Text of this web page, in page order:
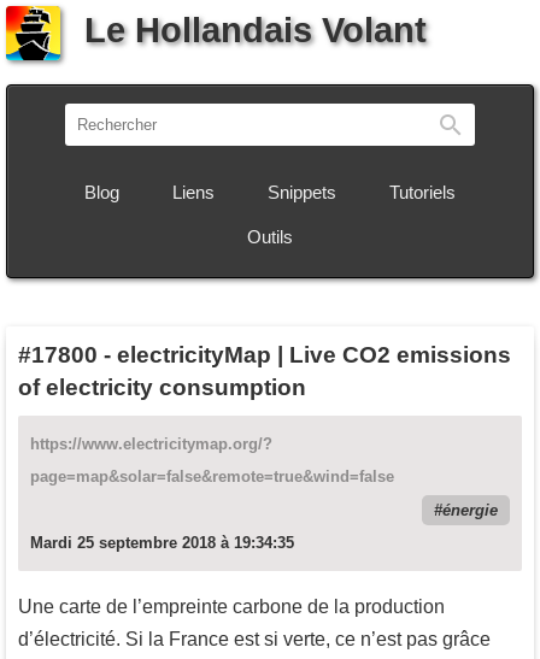
Le Hollandais Volant
Blog Liens Snippets Tutoriels
Outils
#17800 - electricityMap | Live CO2 emissions
of electricity consumption
https://www.electricitymap.org/?
page=map&solar=false&remote=true&wind=false
énergie
Mardi 25 septembre 2018 à 19:34:35
Une carte de l’empreinte carbone de la production
d’électricité. Si la France est si verte, ce n’est pas grâce